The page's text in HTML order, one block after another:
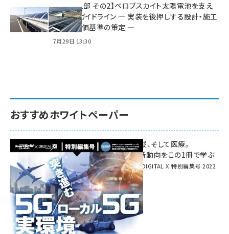
特集【第1部 その2】ペロブスカイト太陽電池を支え
る2つのガイドライン ― 実装を後押しする設計・施工
方針と評価基準の策定 ―
7月29日 13:30
おすすめホワイトペーパー
環境対策、建機の遠隔操縦、そして医療。
次世代通信規格「5G」最新動向をこの1冊で学ぶ
SmartGrid ニューズレター × DIGITAL X 特別編集号 2022
Summer